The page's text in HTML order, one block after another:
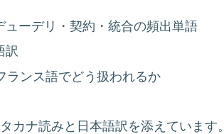
ーデリ・契約・統合の頻出単語
訳
ランス語でどう扱われるか
カナ読みと日本語訳を添えています。